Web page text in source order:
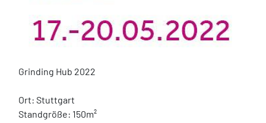
Grinding Hub 2022
Ort: Stuttgart
Standgröße: 150m²